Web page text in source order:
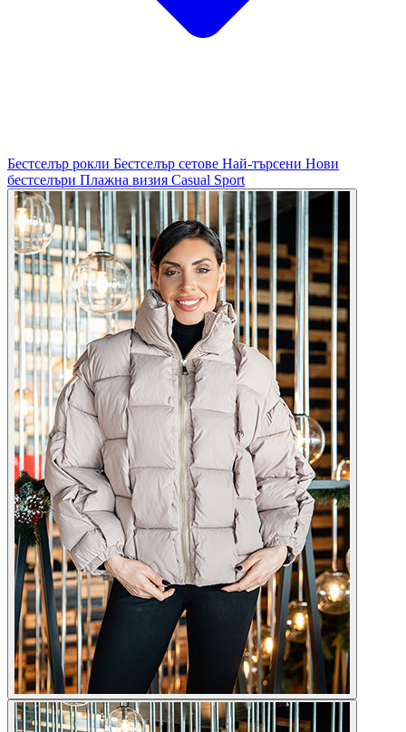
Бестселър рокли Бестселър сетове Най-търсени Нови
бестселъри Плажна визия Casual Sport